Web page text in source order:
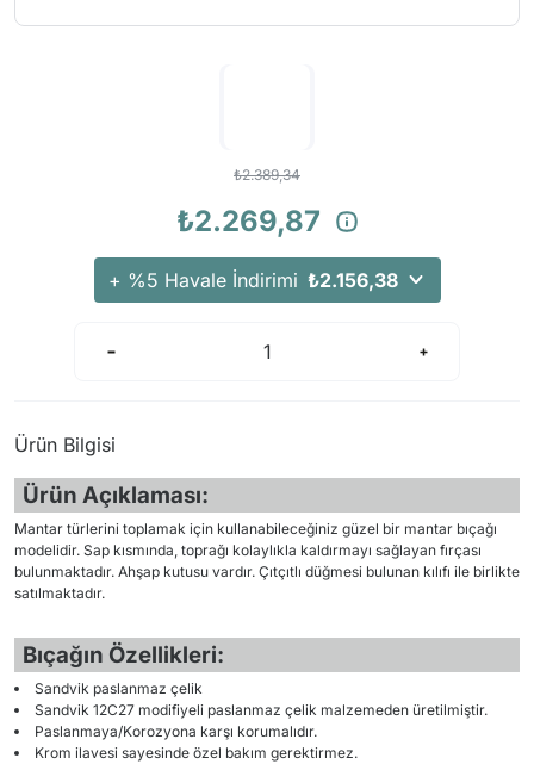
₺2.389,34
₺2.269,87
+ %5 Havale İndirimi ₺2.156,38
Ürün Bilgisi
Ürün Açıklaması:
Mantar türlerini toplamak için kullanabileceğiniz güzel bir mantar bıçağı
modelidir. Sap kısmında, toprağı kolaylıkla kaldırmayı sağlayan fırçası
bulunmaktadır. Ahşap kutusu vardır. Çıtçıtlı düğmesi bulunan kılıfı ile birlikte
satılmaktadır.
Bıçağın Özellikleri:
Sandvik paslanmaz çelik
Sandvik 12C27 modifiyeli paslanmaz çelik malzemeden üretilmiştir.
Paslanmaya/Korozyona karşı korumalıdır.
Krom ilavesi sayesinde özel bakım gerektirmez.